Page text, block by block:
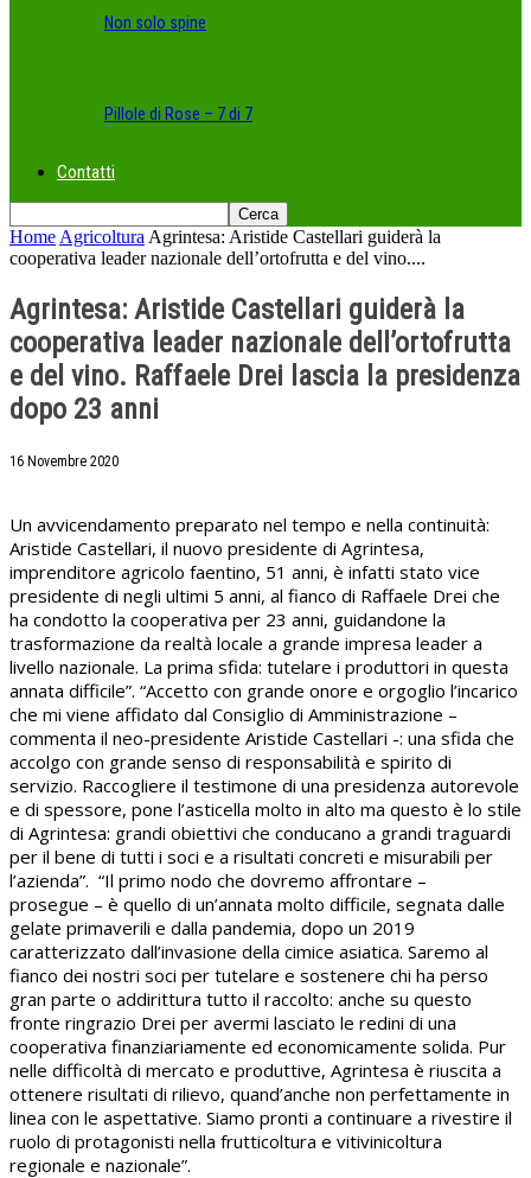
Non solo spine
Pillole di Rose – 7 di 7
Contatti
Home Agricoltura Agrintesa: Aristide Castellari guiderà la
cooperativa leader nazionale dell’ortofrutta e del vino....
Agrintesa: Aristide Castellari guiderà la
cooperativa leader nazionale dell’ortofrutta
e del vino. Raffaele Drei lascia la presidenza
dopo 23 anni
16 Novembre 2020
Un avvicendamento preparato nel tempo e nella continuità:
Aristide Castellari, il nuovo presidente di Agrintesa,
imprenditore agricolo faentino, 51 anni, è infatti stato vice
presidente di negli ultimi 5 anni, al fianco di Raffaele Drei che
ha condotto la cooperativa per 23 anni, guidandone la
trasformazione da realtà locale a grande impresa leader a
livello nazionale. La prima sfida: tutelare i produttori in questa
annata difficile”. “Accetto con grande onore e orgoglio l’incarico
che mi viene affidato dal Consiglio di Amministrazione –
commenta il neo-presidente Aristide Castellari -: una sfida che
accolgo con grande senso di responsabilità e spirito di
servizio. Raccogliere il testimone di una presidenza autorevole
e di spessore, pone l’asticella molto in alto ma questo è lo stile
di Agrintesa: grandi obiettivi che conducano a grandi traguardi
per il bene di tutti i soci e a risultati concreti e misurabili per
l’azienda”. “Il primo nodo che dovremo affrontare –
prosegue – è quello di un’annata molto difficile, segnata dalle
gelate primaverili e dalla pandemia, dopo un 2019
caratterizzato dall’invasione della cimice asiatica. Saremo al
fianco dei nostri soci per tutelare e sostenere chi ha perso
gran parte o addirittura tutto il raccolto: anche su questo
fronte ringrazio Drei per avermi lasciato le redini di una
cooperativa finanziariamente ed economicamente solida. Pur
nelle difficoltà di mercato e produttive, Agrintesa è riuscita a
ottenere risultati di rilievo, quand’anche non perfettamente in
linea con le aspettative. Siamo pronti a continuare a rivestire il
ruolo di protagonisti nella frutticoltura e vitivinicoltura
regionale e nazionale”.